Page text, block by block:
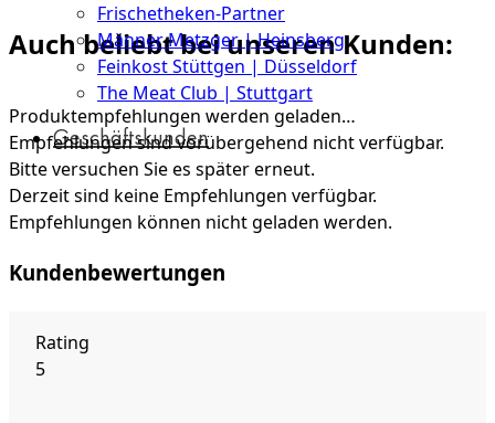
Frischetheken-Partner
Männer Metzger | Heinsberg
Feinkost Stüttgen | Düsseldorf
The Meat Club | Stuttgart
Geschäftskunden
Auch beliebt bei unseren Kunden:
Produktempfehlungen werden geladen…
Empfehlungen sind vorübergehend nicht verfügbar.
Bitte versuchen Sie es später erneut.
Derzeit sind keine Empfehlungen verfügbar.
Empfehlungen können nicht geladen werden.
Kundenbewertungen
Rating
5